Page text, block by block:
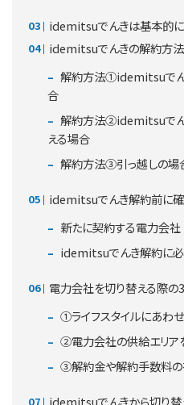
idemitsuでんきは基本的
idemitsuでんきの解約方法
解約方法①idemitsuでん
合
解約方法②idemitsuでん
える場合
解約方法③引っ越しの場
idemitsuでんき解約前に確
新たに契約する電力会社
idemitsuでんき解約に
電力会社を切り替える際の
①ライフスタイルにあわ
②電力会社の供給エリア
③解約金や解約手数料の
idemitsuでんきから切り